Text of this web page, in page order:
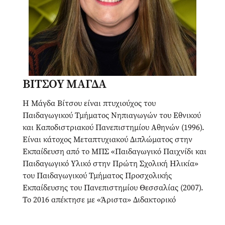
ΒΙΤΣΟΥ ΜΑΓΔΑ
Η Μάγδα Βίτσου είναι πτυχιούχος του
Παιδαγωγικού Τμήματος Νηπιαγωγών του Εθνικού
και Καποδιστριακού Πανεπιστημίου Αθηνών (1996).
Είναι κάτοχος Μεταπτυχιακού Διπλώματος στην
Εκπαίδευση από το ΜΠΣ «Παιδαγωγικό Παιχνίδι και
Παιδαγωγικό Υλικό στην Πρώτη Σχολική Ηλικία»
του Παιδαγωγικού Τμήματος Προσχολικής
Εκπαίδευσης του Πανεπιστημίου Θεσσαλίας (2007).
Το 2016 απέκτησε με «Άριστα» Διδακτορικό